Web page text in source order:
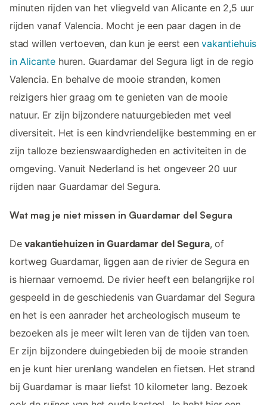
minuten rijden van het vliegveld van Alicante en 2,5 uur
rijden vanaf Valencia. Mocht je een paar dagen in de
stad willen vertoeven, dan kun je eerst eenvakantiehuis
in Alicante huren. Guardamar del Segura ligt in de regio
Valencia. En behalve de mooie stranden, komen
reizigers hier graag om te genieten van de mooie
natuur. Er zijn bijzondere natuurgebieden met veel
diversiteit. Het is een kindvriendelijke bestemming en er
zijn talloze bezienswaardigheden en activiteiten in de
omgeving. Vanuit Nederland is het ongeveer 20 uur
rijden naar Guardamar del Segura.
Wat mag je niet missen in Guardamar del Segura
Devakantiehuizen in Guardamar del Segura, of
kortweg Guardamar, liggen aan de rivier de Segura en
is hiernaar vernoemd. De rivier heeft een belangrijke rol
gespeeld in de geschiedenis van Guardamar del Segura
en het is een aanrader het archeologisch museum te
bezoeken als je meer wilt leren van de tijden van toen.
Er zijn bijzondere duingebieden bij de mooie stranden
en je kunt hier urenlang wandelen en fietsen. Het strand
bij Guardamar is maar liefst 10 kilometer lang. Bezoek